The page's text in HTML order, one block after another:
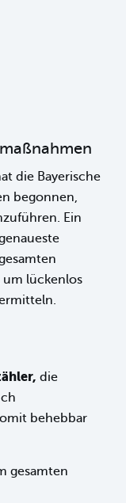
die Bayerische
begonnen,
Ein
lückenlos
die
behebbar
gesamten